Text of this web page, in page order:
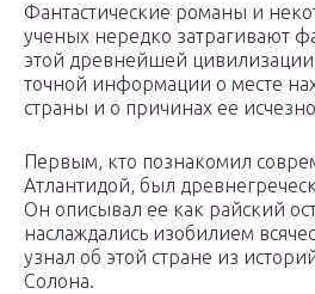
Фантастические романы и
ученых нередко затрагивают
этой древнейшей
точной информации о месте
страны и о причинах ее
Первым, кто познакомил
Атлантидой, был
Он описывал ее как райский
наслаждались изобилием
узнал об этой стране из
Солона.